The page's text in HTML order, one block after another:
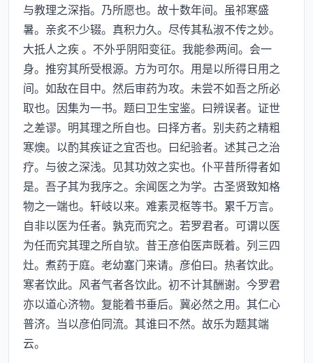
与教理之深指。乃所愿也。故十数年间。虽祁寒盛
暑。亲炙不少辍。真积力久。尽传其私淑不传之妙。
大抵人之疾 。不外乎阴阳变征。我能参两间。会一
身。推穷其所受根源。方为可尔。用是以所得日用之
间。如敌在目中。然后审药为攻。未尝不如吾之所必
取也。因集为一书。题曰卫生宝鉴。曰辨误者。证世
之差谬。明其理之所自也。曰择方者。别夫药之精粗
寒燠。以酌其疾证之宜否也。曰纪验者。述其己之治
疗。与彼之深浅。见其功效之实也。仆平昔所得者如
是。吾子其为我序之。余闻医之为学。古圣贤致知格
物之一端也。轩岐以来。难素灵枢等书。累千万言。
自非以医为任者。孰克而究之。若罗君者。可谓以医
为任而究其理之所自欤。昔王彦伯医声既着。列三四
灶。煮药于庭。老幼塞门来请。彦伯曰。热者饮此。
寒者饮此。风者气者各饮此。初不计其酬谢。今罗君
亦以道心济物。复能着书垂后。冀必然之用。其仁心
普济。当以彦伯同流。其谁曰不然。故乐为题其端
云。